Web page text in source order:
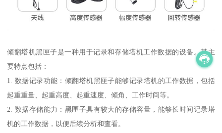
倾翻塔机黑匣子是一种用于记录和存储塔机工作数据的设备。其主
要特点包括：
1. 数据记录功能：倾翻塔机黑匣子能够记录塔机的工作数据，包括
起重重量、起重高度、起重速度、倾角、工作时间等。
2. 数据存储能力：黑匣子具有较大的存储容量，能够长时间记录塔
机的工作数据，以便后续分析和查看。